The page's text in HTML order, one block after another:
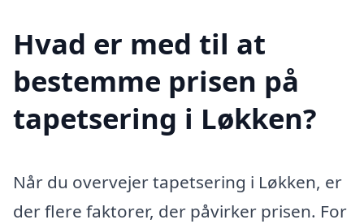
Hvad er med til at
bestemme prisen på
tapetsering i Løkken?
Når du overvejer tapetsering i Løkken, er
der flere faktorer, der påvirker prisen. For